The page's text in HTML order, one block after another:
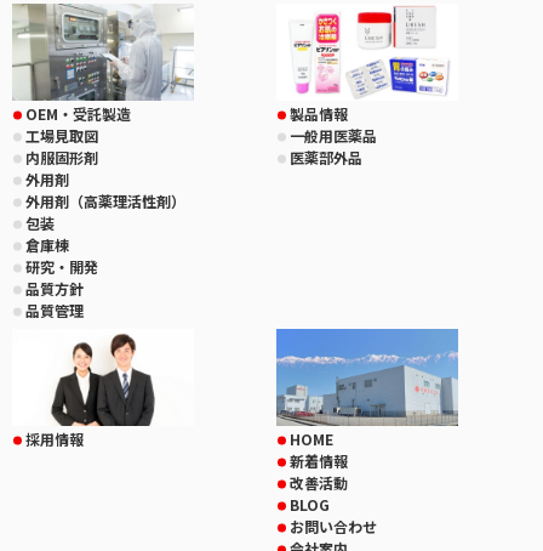
OEM・受託製造
工場見取図
内服固形剤
外用剤
外用剤（高薬理活性剤）
包装
倉庫棟
研究・開発
品質方針
品質管理
製品情報
一般用医薬品
医薬部外品
採用情報
HOME
新着情報
改善活動
BLOG
お問い合わせ